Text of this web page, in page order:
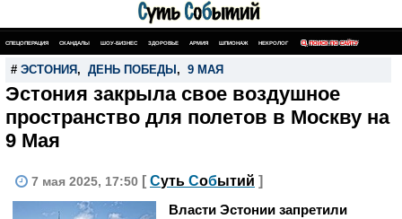
СПЕЦОПЕРАЦИЯ СКАНДАЛЫ ШОУ-БИЗНЕС ЗДОРОВЬЕ АРМИЯ ШПИОНАЖ НЕКРОЛОГ ПОИСК ПО САЙТУ
# ЭСТОНИЯ , ДЕНЬ ПОБЕДЫ , 9 МАЯ
Эстония закрыла свое воздушное
пространство для полетов в Москву на
9 Мая
7 мая 2025, 17:50 [ Суть Событий ]
Власти Эстонии запретили